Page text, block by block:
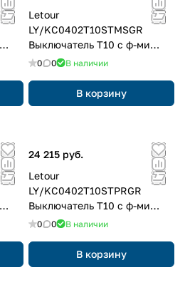
Letour
LY/KC0402T10STMSGR
Выключатель Т10 с ф-ми
вызова сцен, 4 клав., 8
0 0 В наличии
В корзину
24 215 руб.
Letour
LY/KC0402T10STPRGR
Выключатель Т10 с ф-ми
вызова сцен, 4 клав., 8
0 0 В наличии
В корзину